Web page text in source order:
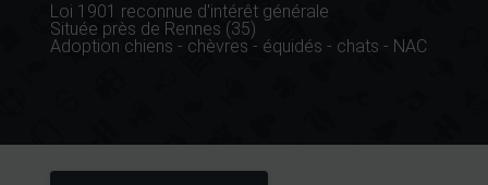
Loi 1901 reconnue d'intérêt générale
Située près de Rennes (35)
Adoption chiens - chèvres - équidés - chats - NAC